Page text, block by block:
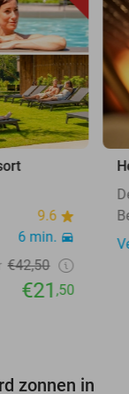
9.6
6 min.
€42,50
€21,50
zonnen in